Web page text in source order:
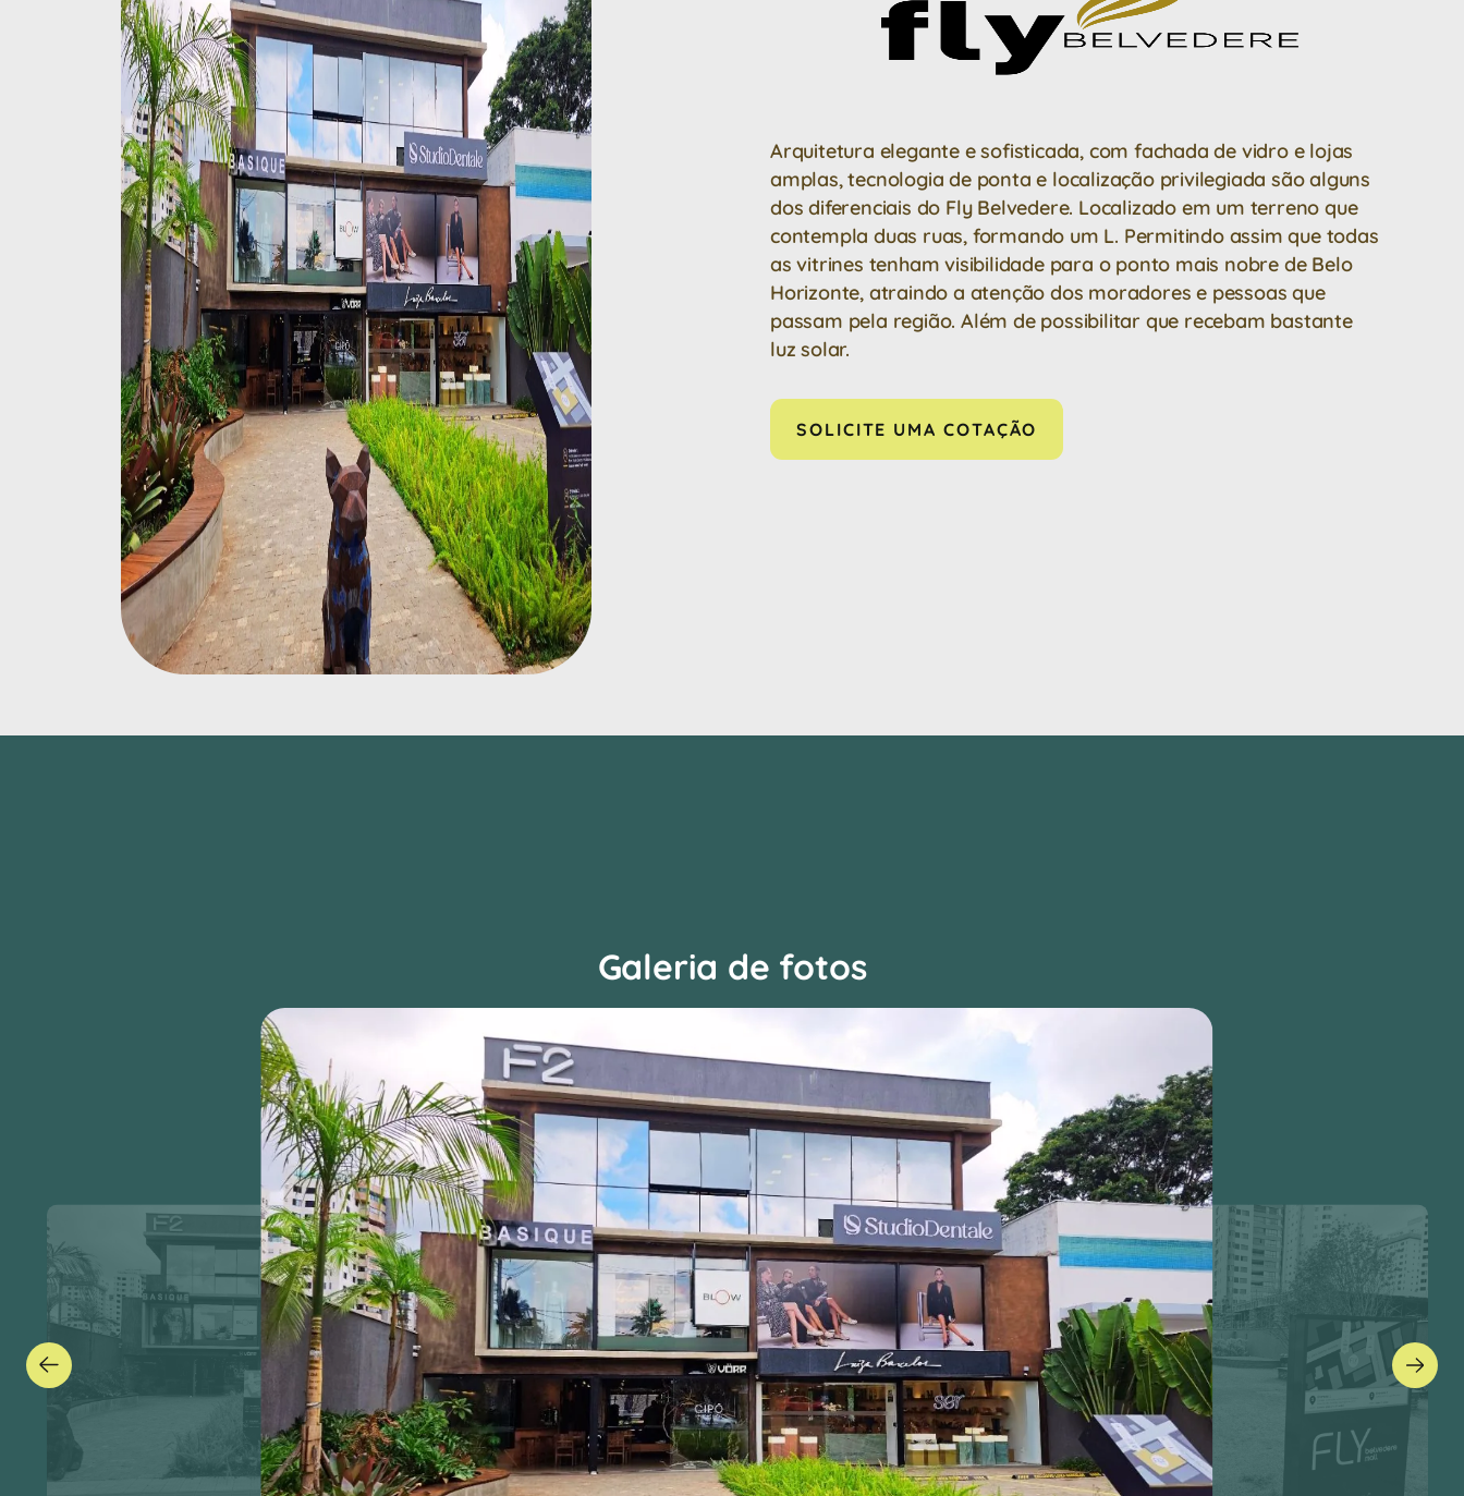
Arquitetura elegante e sofisticada, com fachada de vidro e lojas
amplas, tecnologia de ponta e localização privilegiada são alguns
dos diferenciais do Fly Belvedere. Localizado em um terreno que
contempla duas ruas, formando um L. Permitindo assim que todas
as vitrines tenham visibilidade para o ponto mais nobre de Belo
Horizonte, atraindo a atenção dos moradores e pessoas que
passam pela região. Além de possibilitar que recebam bastante
luz solar.
SOLICITE UMA COTAÇÃO
Galeria de fotos